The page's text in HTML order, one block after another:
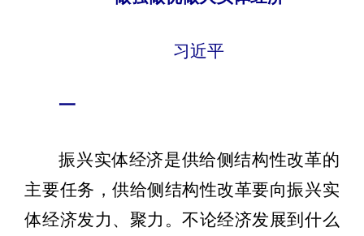
习近平
一
振兴实体经济是供给侧结构性改革的
主要任务，供给侧结构性改革要向振兴实
体经济发力、聚力。不论经济发展到什么